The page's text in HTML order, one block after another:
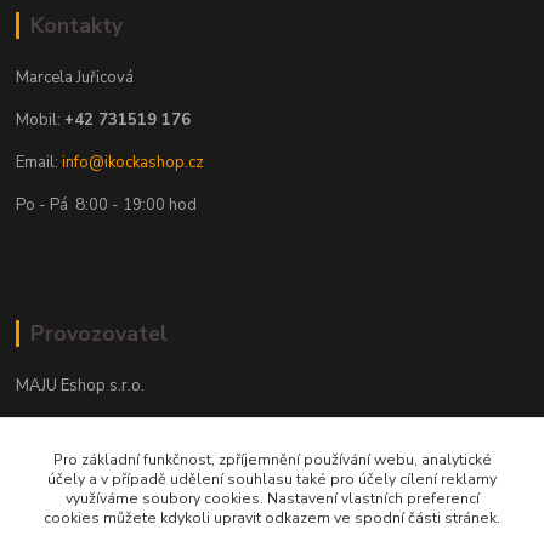
Kontakty
Marcela Juřicová
Mobil: +42 731519 176
Email:info@ikockashop.cz
Po - Pá 8:00 - 19:00 hod
Provozovatel
MAJU Eshop s.r.o.
702 00 Ostrava
IČ: 09674799
Pro základní funkčnost, zpříjemnění používání webu, analytické
účely a v případě udělení souhlasu také pro účely cílení reklamy
využíváme soubory cookies. Nastavení vlastních preferencí
cookies můžete kdykoli upravit odkazem ve spodní části stránek.